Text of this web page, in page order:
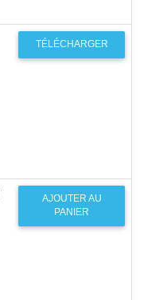
TÉLÉCHARGER
AJOUTER AU
PANIER